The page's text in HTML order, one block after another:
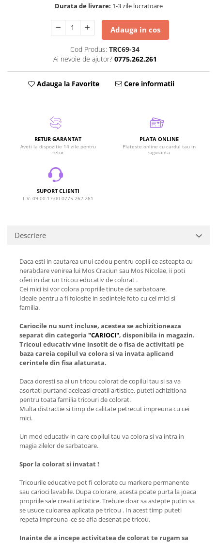
Durata de livrare: 1-3 zile lucratoare
Adauga in cos
Cod Produs: TRC69-34
Ai nevoie de ajutor? 0775.262.261
Adauga la Favorite Cere informatii
RETUR GARANTAT
Aveti la dispozitie 14 zile pentru
retur
PLATA ONLINE
Plateste online cu cardul tau in
siguranta
SUPORT CLIENTI
L-V: 09:00-17:00 0775.262.261
Descriere
Daca esti in cautarea unui cadou pentru copiii ce asteapta cu
nerabdare venirea lui Mos Craciun sau Mos Nicolae, ii poti
oferi in dar un tricou educativ de colorat .
Cei mici isi vor colora propriile tinute de sarbatoare.
Ideale pentru a fi folosite in sedintele foto cu cei mici si
familia.
Cariocile nu sunt incluse, acestea se achizitioneaza
separat din categoria "CARIOCI", disponibila in magazin.
Tricoul educativ vine insotit de o fisa de activitati pe
baza careia copilul va colora si va invata aplicand
cerintele din fisa alaturata.
Daca doresti sa ai un tricou colorat de copilul tau si sa va
asortati purtand aceleasi creatii artistice, puteti achizitiona
pentru toata familia tricouri de colorat.
Multa distractie si timp de calitate petrecut impreuna cu cei
mici.
Un mod educativ in care copilul tau va colora si va intra in
magia zilelor de sarbatoare.
Spor la colorat si invatat !
Tricourile educative pot fi colorate cu markere permanente
sau carioci lavabile. Dupa colorare, acesta poate purta la joaca
propriile sale creatii artistice. Trebuie doar sa astepte putin sa
se usuce culoarea aplicata pe tricou . In acest timp puteti
repeta impreuna ce se afla desenat pe tricou.
Inainte de a incepe activitatea de colorat te rugam sa